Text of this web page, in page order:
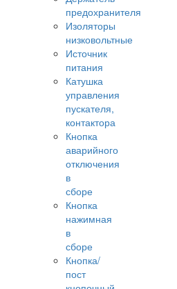
предохранителя
Изоляторы
низковольтные
Источник
питания
Катушка
управления
пускателя,
контактора
Кнопка
аварийного
отключения
в
сборе
Кнопка
нажимная
в
сборе
Кнопка/
пост